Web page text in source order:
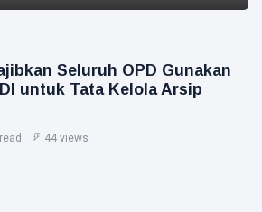
Seluruh OPD Gunakan
untuk Tata Kelola Arsip
44 views